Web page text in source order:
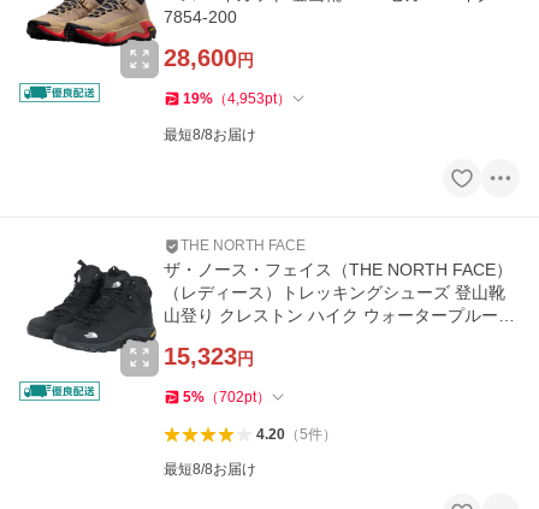
7854-200
28,600円
19% （4,953pt）
最短8/8お届け
THE NORTH FACE
ザ・ノース・フェイス（THE NORTH FACE）
（レディース）トレッキングシューズ 登山靴
山登り クレストン ハイク ウォータープルーフ
15,323円
5% （702pt）
4.20（5件）
最短8/8お届け